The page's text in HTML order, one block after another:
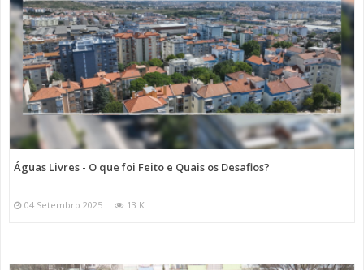
Águas Livres - O que foi Feito e Quais os Desafios?
04 Setembro 2025 13 K